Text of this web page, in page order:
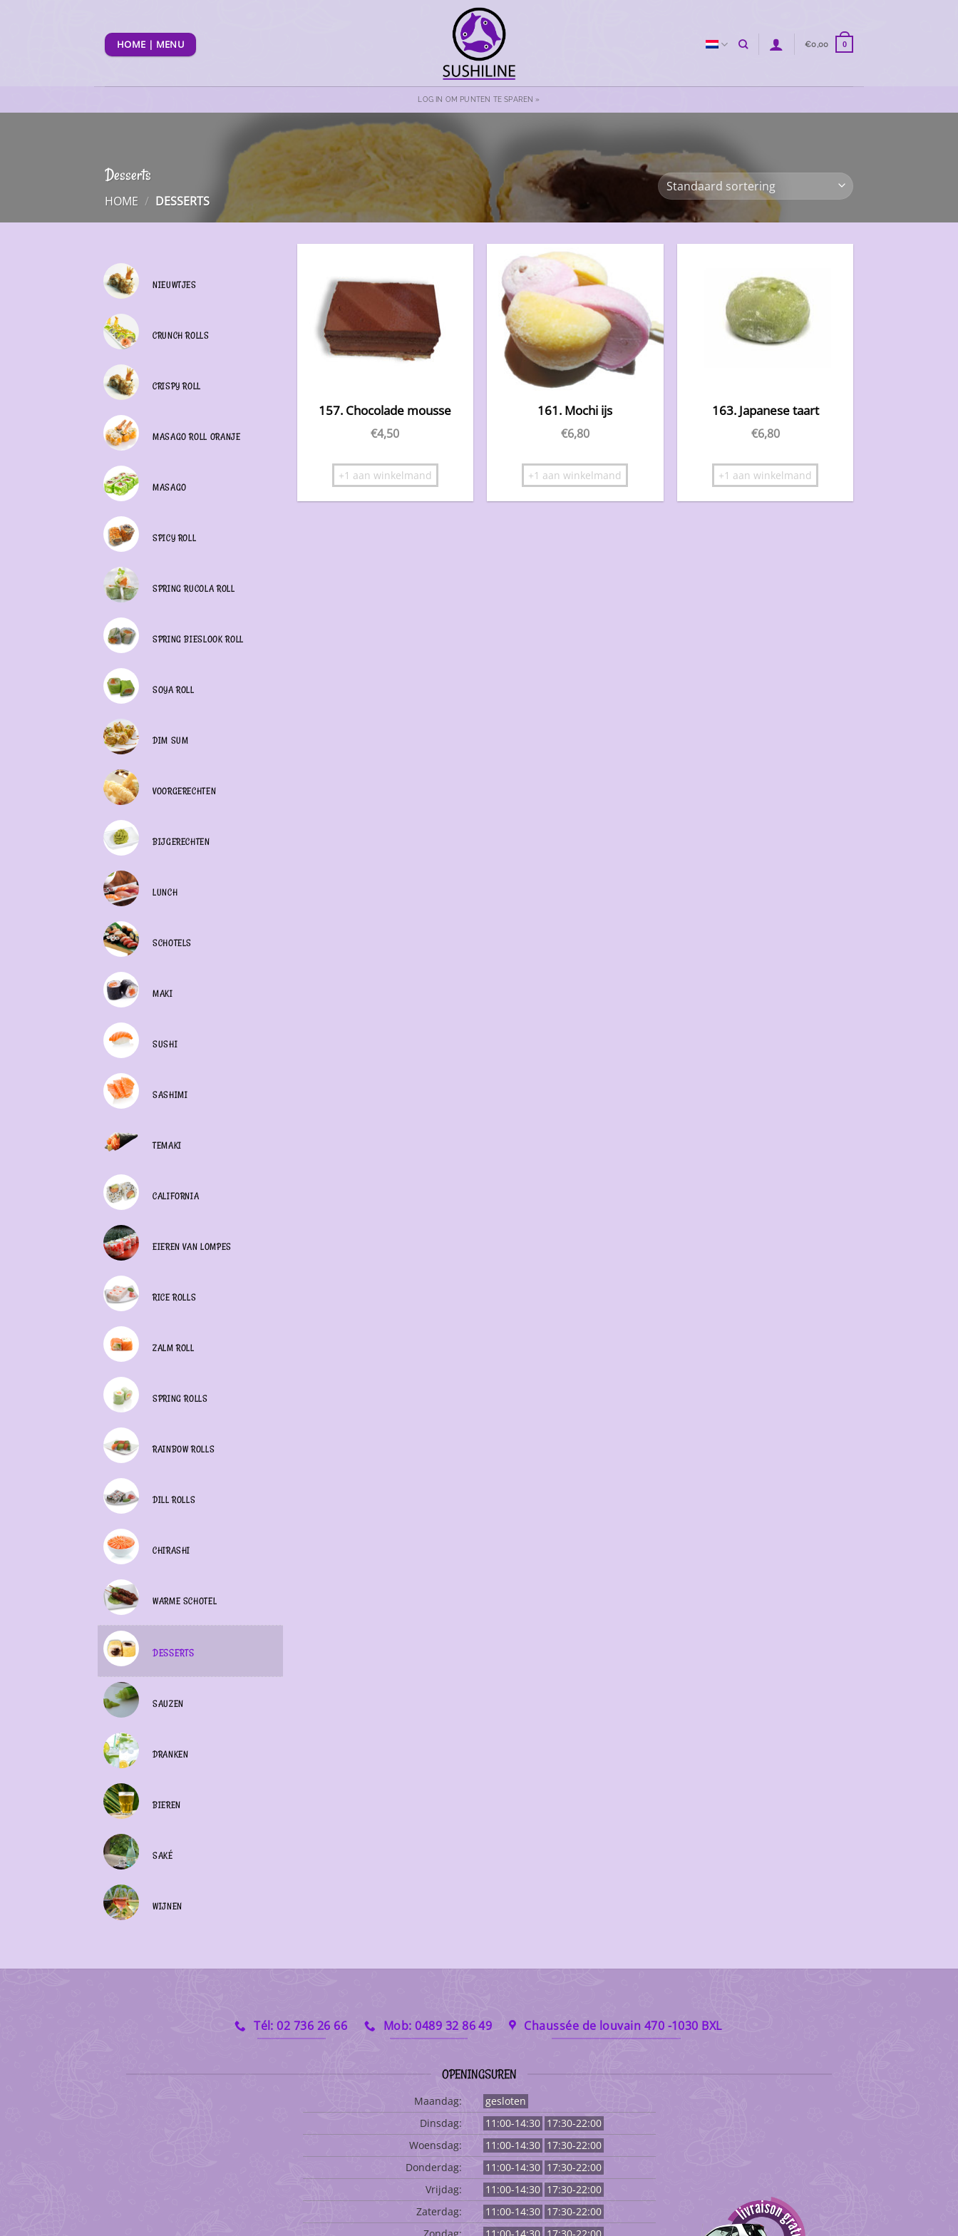
HOME | MENU €0,00 0
LOG IN OM PUNTEN TE SPAREN »
Desserts
HOME / DESSERTS
NIEUWTJES
CRUNCH ROLLS
CRISPY ROLL
MASAGO ROLL ORANJE
MASAGO
SPICY ROLL
SPRING RUCOLA ROLL
SPRING BIESLOOK ROLL
SOYA ROLL
DIM SUM
VOORGERECHTEN
BIJGERECHTEN
LUNCH
SCHOTELS
MAKI
SUSHI
SASHIMI
TEMAKI
CALIFORNIA
EIEREN VAN LOMPES
RICE ROLLS
ZALM ROLL
SPRING ROLLS
RAINBOW ROLLS
DILL ROLLS
CHIRASHI
WARME SCHOTEL
DESSERTS
SAUZEN
DRANKEN
BIEREN
SAKÉ
WIJNEN
157. Chocolade mousse
€4,50
+1 aan winkelmand
161. Mochi ijs
€6,80
+1 aan winkelmand
163. Japanese taart
€6,80
+1 aan winkelmand
Tél: 02 736 26 66 Mob: 0489 32 86 49 Chaussée de louvain 470 -1030 BXL
OPENINGSUREN
Maandag:
gesloten
Dinsdag:
11:00-14:30 17:30-22:00
Woensdag:
11:00-14:30 17:30-22:00
Donderdag:
11:00-14:30 17:30-22:00
Vrijdag:
11:00-14:30 17:30-22:00
Zaterdag:
11:00-14:30 17:30-22:00
Zondag:
11:00-14:30 17:30-22:00